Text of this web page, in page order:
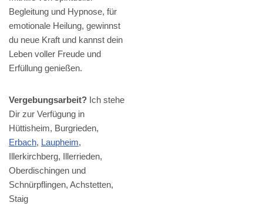
Begleitung und Hypnose, für
emotionale Heilung, gewinnst
du neue Kraft und kannst dein
Leben voller Freude und
Erfüllung genießen.
Vergebungsarbeit? Ich stehe
Dir zur Verfügung in
Hüttisheim, Burgrieden,
Erbach, Laupheim,
Illerkirchberg, Illerrieden,
Oberdischingen und
Schnürpflingen, Achstetten,
Staig